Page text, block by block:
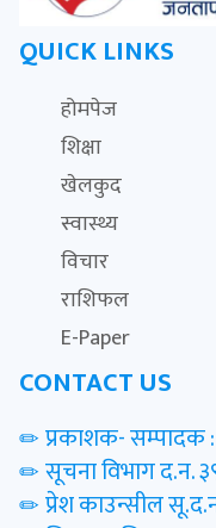
QUICK LINKS
होमपेज
शिक्षा
खेलकुद
स्वास्थ्य
विचार
राशिफल
E-Paper
CONTACT US
प्रकाशक- सम्पादक
सूचना विभाग द.न.
प्रेश काउन्सील